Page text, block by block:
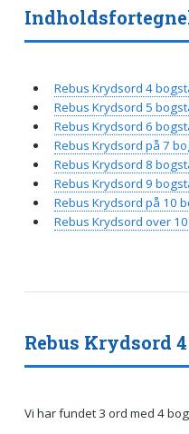
Rebus Krydsord
Vi har fundet 3 ord med 4
Rebus Krydsord 4
Rebus Krydsord 5
Rebus Krydsord 6
Rebus Krydsord på 7
Rebus Krydsord 8
Rebus Krydsord 9
Rebus Krydsord på 10
Rebus Krydsord over